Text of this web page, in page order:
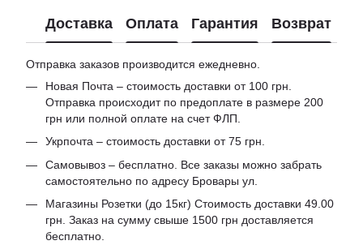
Доставка Оплата Гарантия Возврат
Отправка заказов производится ежедневно.
Новая Почта – стоимость доставки от 100 грн.
Отправка происходит по предоплате в размере 200
грн или полной оплате на счет ФЛП.
Укрпочта – стоимость доставки от 75 грн.
Самовывоз – бесплатно. Все заказы можно забрать
самостоятельно по адресу Бровары ул.
Магазины Розетки (до 15кг) Стоимость доставки 49.00
грн. Заказ на сумму свыше 1500 грн доставляется
бесплатно.